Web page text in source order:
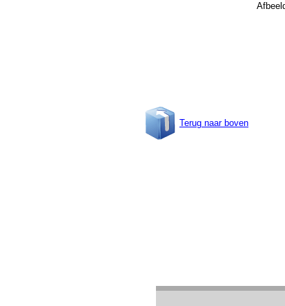
Terug naar boven